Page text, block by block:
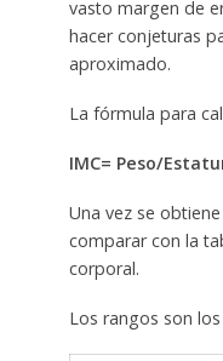
vasto margen de
hacer conjeturas
aproximado.
La fórmula para
IMC= Peso/
Una vez se
comparar con la
corporal.
Los rangos son